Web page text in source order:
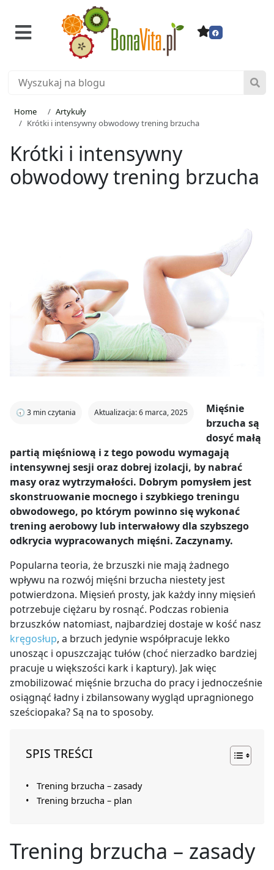
Home
Artykuły
Krótki i intensywny obwodowy trening brzucha
Krótki i intensywny
obwodowy trening brzucha
🕣 3 min czytania Aktualizacja: 6 marca, 2025
Mięśnie
brzucha są
dosyć małą
partią mięśniową i z tego powodu wymagają
intensywnej sesji oraz dobrej izolacji, by nabrać
masy oraz wytrzymałości. Dobrym pomysłem jest
skonstruowanie mocnego i szybkiego treningu
obwodowego, po którym powinno się wykonać
trening aerobowy lub interwałowy dla szybszego
odkrycia wypracowanych mięśni. Zaczynamy.
Popularna teoria, że brzuszki nie mają żadnego
wpływu na rozwój mięśni brzucha niestety jest
potwierdzona. Mięsień prosty, jak każdy inny mięsień
potrzebuje ciężaru by rosnąć. Podczas robienia
brzuszków natomiast, najbardziej dostaje w kość nasz
kręgosłup, a brzuch jedynie współpracuje lekko
unosząc i opuszczając tułów (choć nierzadko bardziej
pracuje u większości kark i kaptury). Jak więc
zmobilizować mięśnie brzucha do pracy i jednocześnie
osiągnąć ładny i zbilansowany wygląd upragnionego
sześciopaka? Są na to sposoby.
SPIS TREŚCI
Trening brzucha – zasady
Trening brzucha – plan
Trening brzucha – zasady